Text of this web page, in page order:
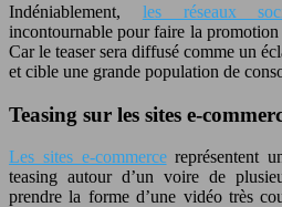
Indéniablement, les réseaux
incontournable pour faire la promotion
Car le teaser sera diffusé comme un
et cible une grande population de
Teasing sur les sites e-
Les sites e-commercereprésentent
teasing autour d’un voire de
prendre la forme d’une vidéo très